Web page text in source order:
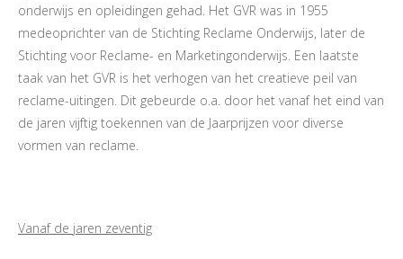
onderwijs en opleidingen gehad. Het GVR was in 1955
medeoprichter van de Stichting Reclame Onderwijs, later de
Stichting voor Reclame- en Marketingonderwijs. Een laatste
taak van het GVR is het verhogen van het creatieve peil van
reclame-uitingen. Dit gebeurde o.a. door het vanaf het eind van
de jaren vijftig toekennen van de Jaarprijzen voor diverse
vormen van reclame.
Vanaf de jaren zeventig